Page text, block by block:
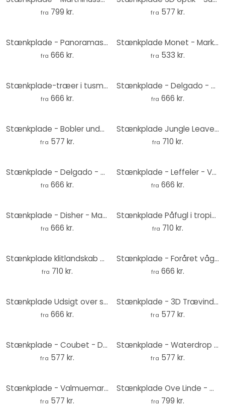
fra 799 kr. fra 577 kr.
Stænkplade - Panoramasø - sort/hvid
fra 666 kr.
Stænkplade Monet - Marker om foråret
fra 533 kr.
Stænkplade-træer i tusmørketågen - Hobday
fra 666 kr.
Stænkplade - Delgado - Mælkebøtte
fra 666 kr.
Stænkplade - Bobler under vand
fra 577 kr.
Stænkplade Jungle Leaves Green Watercolour - Blomsterdekoration - Panorama
fra 710 kr.
Stænkplade - Delgado - Mælkebøtte
fra 666 kr.
Stænkplade - Leffeler - Valmuer
fra 666 kr.
Stænkplade - Disher - Marguerit
fra 666 kr.
Stænkplade Påfugl i tropisk have på mosaik - Bloomery Decor - Panorama
fra 710 kr.
Stænkplade klitlandskab ved Vesterhavet - Annie - Panorama
fra 710 kr.
Stænkplade - Foråret vågner - Panorama
fra 666 kr.
Stænkplade Udsigt over søen - Keller
fra 666 kr.
Stænkplade - 3D Trævindue - Highland cow 01
fra 577 kr.
Stænkplade - Coubet - Det rolige hav
fra 577 kr.
Stænkplade - Waterdrop of life
fra 577 kr.
Stænkplade - Valmuemark i solnedgangen
fra 577 kr.
Stænkplade Ove Linde - Morgentåge Panorama
fra 799 kr.